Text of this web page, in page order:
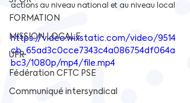
FORMATION
MISSION LOCALE
UFR
Fédération CFTC PSE
Communiqué intersyndical
actions au niveau national et au niveau local
https://video.wixstatic.com/video/9514
cb_65ad3c0cce7343c4a086754df064a
bc3/1080p/mp4/file.mp4